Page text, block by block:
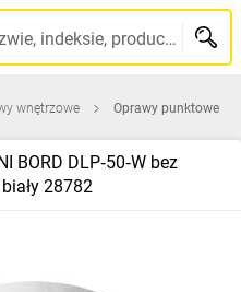
Szukaj po nazwie, indeksie, producencie, kodzie kreskowym...
wnętrzowe Oprawy punktowe
BORD DLP‑50‑W bez
28782